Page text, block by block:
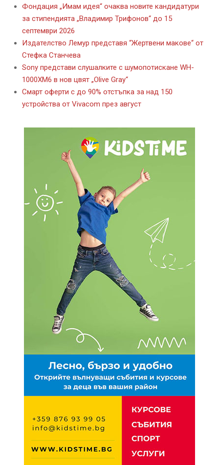
Фондация „Имам идея“ очаква новите кандидатури
за стипендията „Владимир Трифонов“ до 15
септември 2026
Издателство Лемур представя “Жертвени макове“ от
Стефка Станчева
Sony представи слушалките с шумопотискане WH-
1000XM6 в нов цвят „Olive Gray“
Смарт оферти с до 90% отстъпка за над 150
устройства от Vivacom през август